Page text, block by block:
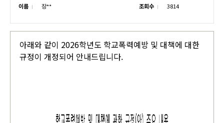
이름 장** 조회수 3814
아래와 같이 2026학년도 학교폭력예방 및 대책에 대한
규정이 개정되어 안내드립니다.